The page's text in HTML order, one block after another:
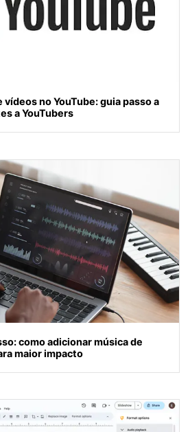
vídeos no YouTube: guia passo a
a YouTubers
como adicionar música de
maior impacto